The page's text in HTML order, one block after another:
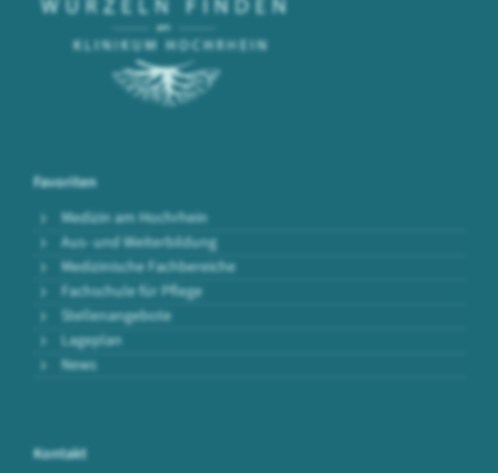
Favoriten
Medizin am Hochrhein
Aus- und Weiterbildung
Medizinische Fachbereiche
Fachschule für Pflege
Stellenangebote
Lageplan
News
Kontakt